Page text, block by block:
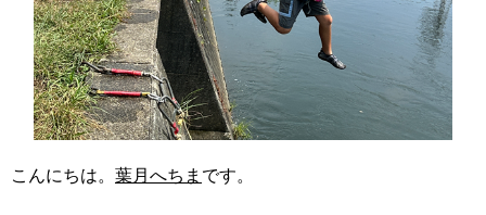
こんにちは。 葉月へちま です。